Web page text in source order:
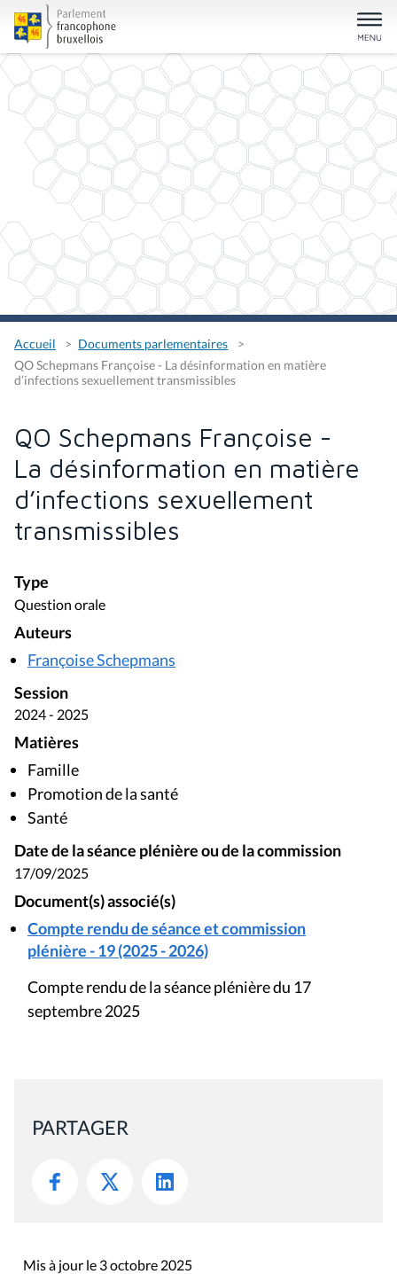
Accueil
Documents parlementaires
QO Schepmans Françoise - La désinformation en matière
d’infections sexuellement transmissibles
QO Schepmans Françoise -
La désinformation en matière
d’infections sexuellement
transmissibles
Type
Question orale
Auteurs
Françoise Schepmans
Session
2024 - 2025
Matières
Famille
Promotion de la santé
Santé
Date de la séance plénière ou de la commission
17/09/2025
Document(s) associé(s)
Compte rendu de séance et commission
plénière - 19 (2025 - 2026)
Compte rendu de la séance plénière du 17
septembre 2025
PARTAGER
Mis à jour le 3 octobre 2025